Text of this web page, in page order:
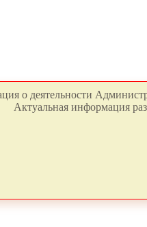
о деятельности
Актуальная информация